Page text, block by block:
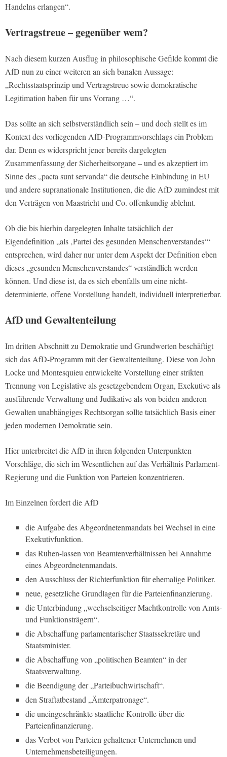
Handelns erlangen“.
Vertragstreue – gegenüber wem?
Nach diesem kurzen Ausflug in philosophische Gefilde kommt die
AfD nun zu einer weiteren an sich banalen Aussage:
„Rechtsstaatsprinzip und Vertragstreue sowie demokratische
Legitimation haben für uns Vorrang …“.
Das sollte an sich selbstverständlich sein – und doch stellt es im
Kontext des vorliegenden AfD-Programmvorschlags ein Problem
dar. Denn es widerspricht jener bereits dargelegten
Zusammenfassung der Sicherheitsorgane – und es akzeptiert im
Sinne des „pacta sunt servanda“ die deutsche Einbindung in EU
und andere supranationale Institutionen, die die AfD zumindest mit
den Verträgen von Maastricht und Co. offenkundig ablehnt.
Ob die bis hierhin dargelegten Inhalte tatsächlich der
Eigendefinition „als ‚Partei des gesunden Menschenverstandes‘“
entsprechen, wird daher nur unter dem Aspekt der Definition eben
dieses „gesunden Menschenverstandes“ verständlich werden
können. Und diese ist, da es sich ebenfalls um eine nicht-
determinierte, offene Vorstellung handelt, individuell interpretierbar.
AfD und Gewaltenteilung
Im dritten Abschnitt zu Demokratie und Grundwerten beschäftigt
sich das AfD-Programm mit der Gewaltenteilung. Diese von John
Locke und Montesquieu entwickelte Vorstellung einer strikten
Trennung von Legislative als gesetzgebendem Organ, Exekutive als
ausführende Verwaltung und Judikative als von beiden anderen
Gewalten unabhängiges Rechtsorgan sollte tatsächlich Basis einer
jeden modernen Demokratie sein.
Hier unterbreitet die AfD in ihren folgenden Unterpunkten
Vorschläge, die sich im Wesentlichen auf das Verhältnis Parlament-
Regierung und die Funktion von Parteien konzentrieren.
Im Einzelnen fordert die AfD
die Aufgabe des Abgeordnetenmandats bei Wechsel in eine
Exekutivfunktion.
das Ruhen-lassen von Beamtenverhältnissen bei Annahme
eines Abgeordnetenmandats.
den Ausschluss der Richterfunktion für ehemalige Politiker.
neue, gesetzliche Grundlagen für die Parteienfinanzierung.
die Unterbindung „wechselseitiger Machtkontrolle von Amts-
und Funktionsträgern“.
die Abschaffung parlamentarischer Staatssekretäre und
Staatsminister.
die Abschaffung von „politischen Beamten“ in der
Staatsverwaltung.
die Beendigung der „Parteibuchwirtschaft“.
den Straftatbestand „Ämterpatronage“.
die uneingeschränkte staatliche Kontrolle über die
Parteienfinanzierung.
das Verbot von Parteien gehaltener Unternehmen und
Unternehmensbeteiligungen.